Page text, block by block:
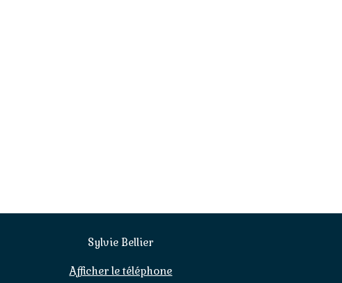
Sylvie Bellier
Afficher le téléphone